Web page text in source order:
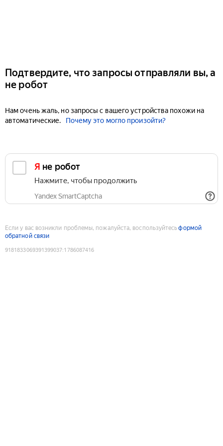
Подтвердите, что запросы отправляли вы, а
не робот
Нам очень жаль, но запросы с вашего устройства похожи на
автоматические.
Почему это могло произойти?
Я не робот
Нажмите, чтобы продолжить
Yandex SmartCaptcha
Если у вас возникли проблемы, пожалуйста, воспользуйтесьформой
обратной связи
9181833069391399037:1786087416